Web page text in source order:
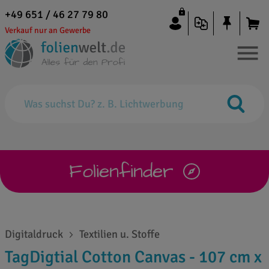
+49 651 / 46 27 79 80
Verkauf nur an Gewerbe
Folienfinder
Digitaldruck Textilien u. Stoffe
TagDigtial Cotton Canvas - 107 cm x